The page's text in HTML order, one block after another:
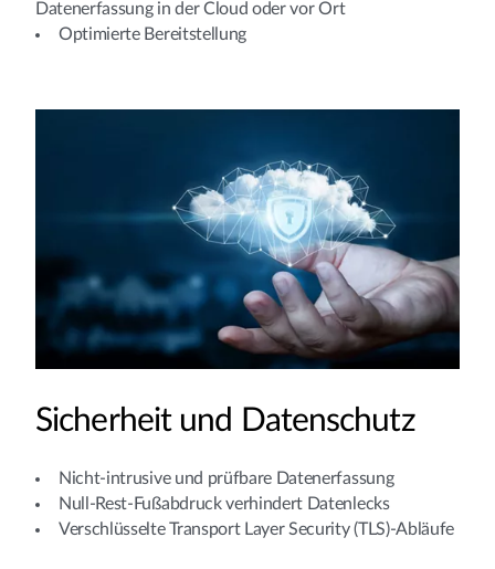
Datenerfassung in der Cloud oder vor Ort
Optimierte Bereitstellung
Sicherheit und Datenschutz
Nicht-intrusive und prüfbare Datenerfassung
Null-Rest-Fußabdruck verhindert Datenlecks
Verschlüsselte Transport Layer Security (TLS)-Abläufe